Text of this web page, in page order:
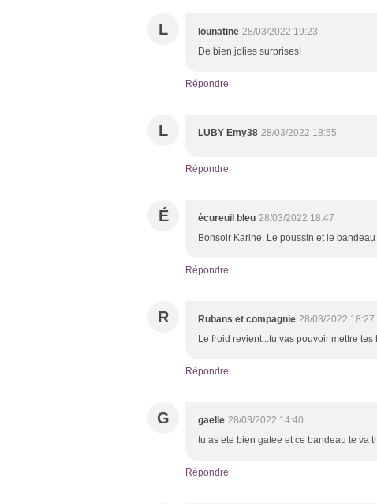
L lounatine 28/03/2022 19:23
De bien jolies surprises!
Répondre
L LUBY Emy38 28/03/2022 18:55
Répondre
É écureuil bleu 28/03/2022 18:47
Bonsoir Karine. Le poussin et le
Répondre
R Rubans et compagnie 28/03/2022 18:27
Le froid revient...tu vas pouvoir mettre tes
Répondre
G gaelle 28/03/2022 14:40
tu as ete bien gatee et ce bandeau te va
Répondre